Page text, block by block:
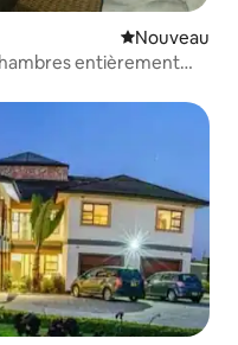
Nouvel
Nouveau
entièrement